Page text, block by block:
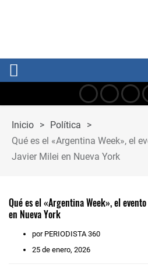
Inicio > Política
>
Qué es el «Argentina Week», el
Javier Milei en Nueva York
Qué es el «Argentina Week», el
en Nueva York
por PERIODISTA 360
25 de enero, 2026